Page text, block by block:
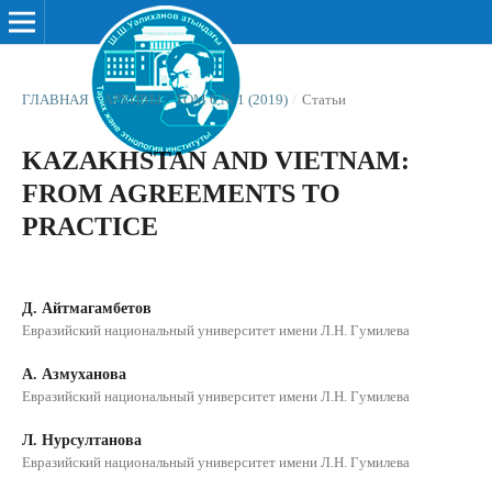
ГЛАВНАЯ / АРХИВЫ / ТОМ 6 № 1 (2019) / Статьи
KAZAKHSTAN AND VIETNAM:
FROM AGREEMENTS TO
PRACTICE
Д. Айтмагамбетов
Евразийский национальный университет имени Л.Н. Гумилева
А. Азмуханова
Евразийский национальный университет имени Л.Н. Гумилева
Л. Нурсултанова
Евразийский национальный университет имени Л.Н. Гумилева